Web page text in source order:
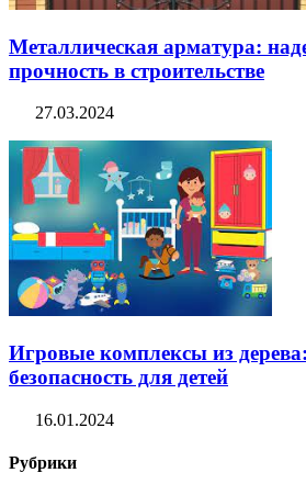
Металлическая арматура:
прочность в строительстве
27.03.2024
Игровые комплексы из
безопасность для детей
16.01.2024
Рубрики